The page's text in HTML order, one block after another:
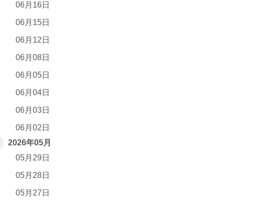
06月16日
06月15日
06月12日
06月08日
06月05日
06月04日
06月03日
06月02日
2026年05月
05月29日
05月28日
05月27日